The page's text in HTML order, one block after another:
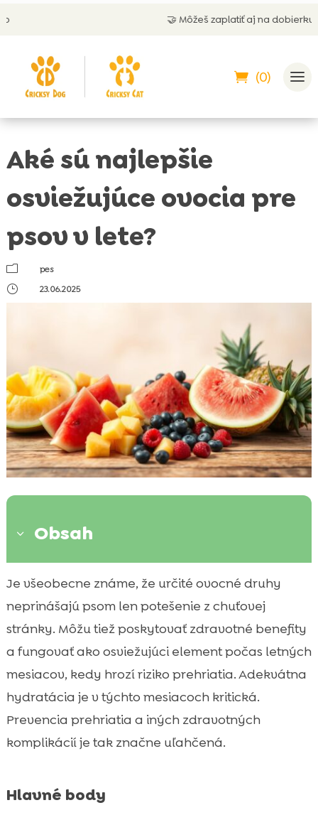
🤝 Môžeš zaplatiť aj na dobierku
(0)
Aké sú najlepšie
osviežujúce ovocia pre
psov v lete?
m
pes
}
23.06.2025
3 Obsah
 Úvod
 Melón
 Jahody
 Čučoriedky
 Maliny
 Uhorka
Ananás
Jablká
Ely mokré krmivo
Je všeobecne známe, že určité ovocné druhy
neprinášajú psom len potešenie z chuťovej
stránky. Môžu tiež poskytovať zdravotné benefity
a fungovať ako osviežujúci element počas letných
mesiacov, kedy hrozí riziko prehriatia. Adekvátna
hydratácia je v týchto mesiacoch kritická.
Prevencia prehriatia a iných zdravotných
komplikácií je tak značne uľahčená.
Hlavné body